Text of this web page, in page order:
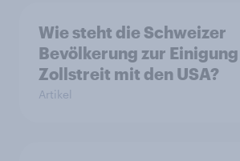
Wie steht die Schweizer
Bevölkerung zur
Zollstreit mit den USA?
Artikel